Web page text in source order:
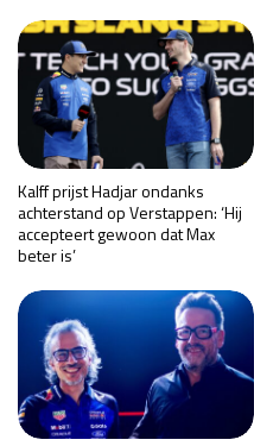
Kalff prijst Hadjar ondanks
achterstand op Verstappen: ‘Hij
accepteert gewoon dat Max
beter is’